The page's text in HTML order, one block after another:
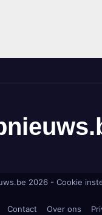
2026 - Cookie
Contact Over ons